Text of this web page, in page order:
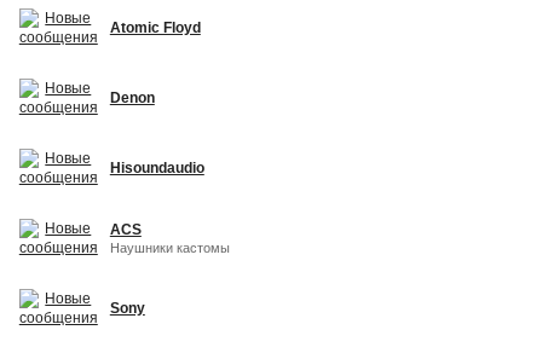
Atomic Floyd
Denon
Hisoundaudio
ACS
Наушники кастомы
Sony